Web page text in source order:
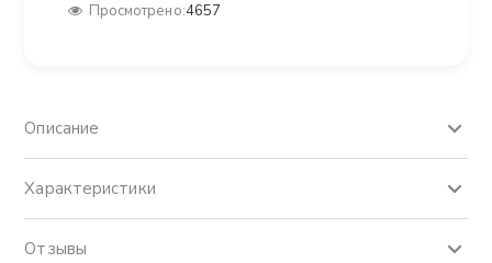
Просмотрено:4657
Описание
Характеристики
Отзывы